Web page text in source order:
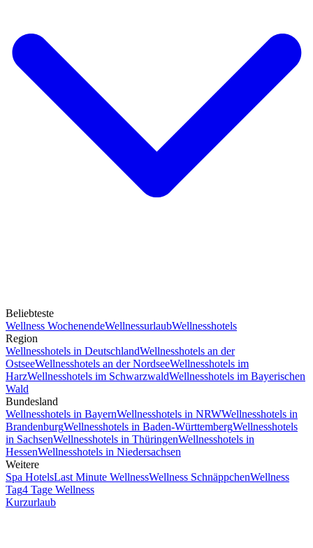
Beliebteste
Wellness WochenendeWellnessurlaubWellnesshotels
Region
Wellnesshotels in DeutschlandWellnesshotels an der
OstseeWellnesshotels an der NordseeWellnesshotels im
HarzWellnesshotels im SchwarzwaldWellnesshotels im Bayerischen
Wald
Bundesland
Wellnesshotels in BayernWellnesshotels in NRWWellnesshotels in
BrandenburgWellnesshotels in Baden-WürttembergWellnesshotels
in SachsenWellnesshotels in ThüringenWellnesshotels in
HessenWellnesshotels in Niedersachsen
Weitere
Spa HotelsLast Minute WellnessWellness SchnäppchenWellness
Tag4 Tage Wellness
Kurzurlaub